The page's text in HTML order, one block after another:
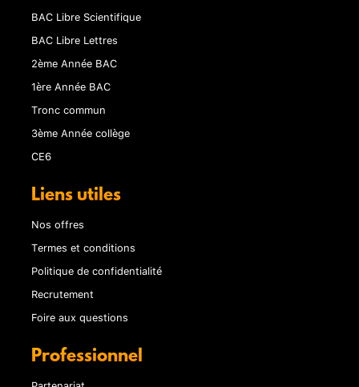
BAC Libre Scientifique
BAC Libre Lettres
2ème Année BAC
1ère Année BAC
Tronc commun
3ème Année collège
CE6
Liens utiles
Nos offres
Termes et conditions
Politique de confidentialité
Recrutement
Foire aux questions
Professionnel